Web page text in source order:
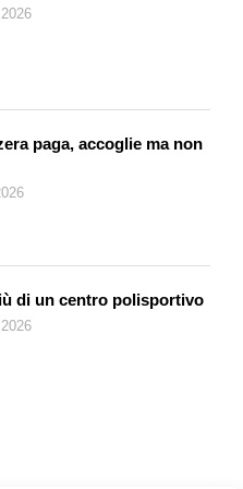
e l’illusione di credere che i
più di scatti realizzati, non
Per cui le dico di no,
paesaggista, non
narratore? È certo
dice a volte?
difficilissimo, ma trovo che il
c’è nulla: che lei faccia il
produce non c’è un
raccontare storie.
scritto racconti, romanzi
paga, accoglie ma non
di un centro polisportivo